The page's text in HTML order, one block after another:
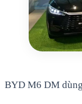
BYD M6 DM